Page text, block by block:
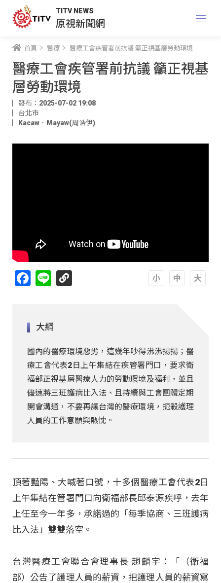
TITV NEWS
原視新聞網
首頁 醫療 醫療工會疾管署前抗議 籲正視基層勞動環境
醫療工會疾管署前抗議 籲正視基
層勞動環境
發布：2025-07-02 19:08
台北市
Kacaw．Mayaw(周浩伊)
Facebook
Line
大綱
國內的醫療環境惡劣，這幾年吵得沸沸揚揚；醫
療工會代表2日上午集結在疾管署門口，要求衛
福部正視基層醫療人力的勞動環境及福利，並且
儘速將三班護病比入法、且持續與工會團體定期
開會溝通，不要再讓台灣的醫療環境，扼殺護理
人員的工作意願與熱忱。
頂著豔陽、大喊著口號，十多個醫療工會代表2日
上午集結在管署門口向衛福部長邱泰源疾呼，去年
上任至今一年多，承諾過的「每季協商、三班護病
比入法」雙雙落空。
台灣醫療工會聯合會理事長 趙麟宇：「（衛福
部）公告了護理人員的薪資，把護理人員的薪資寫